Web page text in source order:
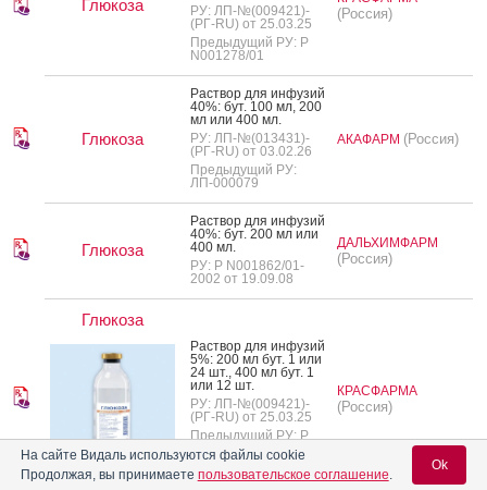
Глюкоза
РУ: ЛП-№(009421)-
(РГ-RU) от 25.03.25
Предыдущий РУ: Р
N001278/01
(Россия)
Глюкоза
Рас­твор для ин­фу­зий
40%: бут. 100 мл, 200
мл или 400 мл.
РУ: ЛП-№(013431)-
(РГ-RU) от 03.02.26
Предыдущий РУ:
ЛП-000079
АКАФАРМ (Россия)
Глюкоза
Рас­твор для ин­фу­зий
40%: бут. 200 мл или
400 мл.
РУ: Р N001862/01-
2002 от 19.09.08
ДАЛЬХИМФАРМ
(Россия)
Глюкоза
Рас­твор для ин­фу­зий
5%: 200 мл бут. 1 или
24 шт., 400 мл бут. 1
или 12 шт.
РУ: ЛП-№(009421)-
(РГ-RU) от 25.03.25
Предыдущий РУ: Р
N001278/01
КРАСФАРМА
(Россия)
На сайте Видаль используются файлы cookie
Продолжая, вы принимаете пользовательское соглашение.
Ok